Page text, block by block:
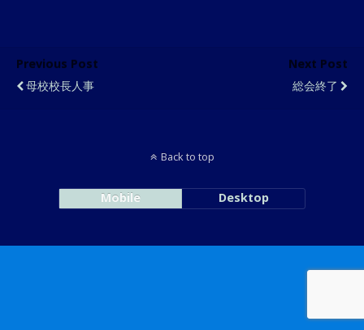
Previous Post
母校校長人事
Next Post
総会終了
Back to top
Mobile Desktop